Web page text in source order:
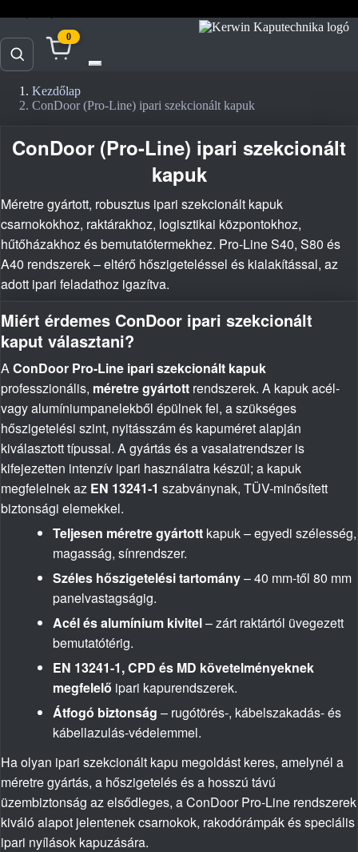
0
Kezdőlap
ConDoor (Pro-Line) ipari szekcionált kapuk
ConDoor (Pro-Line) ipari szekcionált
kapuk
Méretre gyártott, robusztus ipari szekcionált kapuk
csarnokokhoz, raktárakhoz, logisztikai központokhoz,
hűtőházakhoz és bemutatótermekhez. Pro-Line S40, S80 és
A40 rendszerek – eltérő hőszigeteléssel és kialakítással, az
adott ipari feladathoz igazítva.
Miért érdemes ConDoor ipari szekcionált
kaput választani?
A ConDoor Pro-Line ipari szekcionált kapuk
professzionális, méretre gyártott rendszerek. A kapuk acél-
vagy alumíniumpanelekből épülnek fel, a szükséges
hőszigetelési szint, nyitásszám és kapuméret alapján
kiválasztott típussal. A gyártás és a vasalatrendszer is
kifejezetten intenzív ipari használatra készül; a kapuk
megfelelnek az EN 13241-1 szabványnak, TÜV-minősített
biztonsági elemekkel.
Teljesen méretre gyártott kapuk – egyedi szélesség,
magasság, sínrendszer.
Széles hőszigetelési tartomány– 40 mm-től 80 mm
panelvastagságig.
Acél és alumínium kivitel– zárt raktártól üvegezett
bemutatótérig.
EN 13241-1, CPD és MD követelményeknek
megfelelő ipari kapurendszerek.
Átfogó biztonság – rugótörés-, kábelszakadás- és
kábellazulás-védelemmel.
Ha olyan ipari szekcionált kapu megoldást keres, amelynél a
méretre gyártás, a hőszigetelés és a hosszú távú
üzembiztonság az elsődleges, a ConDoor Pro-Line rendszerek
kiváló alapot jelentenek csarnokok, rakodórámpák és speciális
ipari nyílások kapuzására.